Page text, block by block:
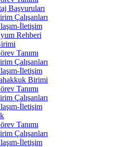
Başvuruları
Çalışanları
İletişim
Rehberi
Tanımı
Çalışanları
İletişim
Birimi
Tanımı
Çalışanları
İletişim
Tanımı
Çalışanları
İletişim